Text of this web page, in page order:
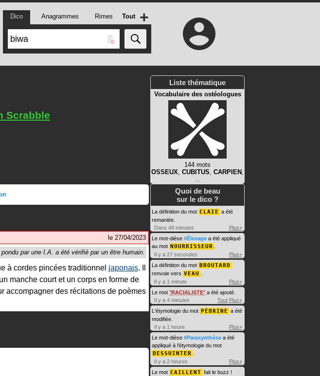
Dico Anagrammes Rimes Tout +
Scrabble
le 27/04/2023
à cordes pincées traditionnel japonais. Il
manche court et un corps en forme de
accompagner des récitations de poèmes
Liste thématique
Vocabulaire des ostéologues
144 mots
OSSEUX, CUBITUS, CARPIEN ,
…
Quoi de beau
sur le dico ?
La définition du mot CLAIE a été
remaniée.
Dans 49 minutes
Plus+
Le mot-dièse #Élevage a été appliqué
au mot NOURRISSEUR
Il y a 27 secondes
Plus+
La définition du mot BROUTARD
renvoie vers VEAU
Il y a 1 minute
Plus+
Le mot RACIALISTE a été ajouté.
Il y a 4 minutes
Tout Plus+
L'étymologie du mot PÉBRINE a été
modifiée.
Il y a 1 heure
Plus+
Le mot-dièse #Parasynthèse a été
appliqué à l'étymologie du mot
DESSUINTER
Il y a 2 heures
Plus+
Le mot CAILLENT fait le buzz !